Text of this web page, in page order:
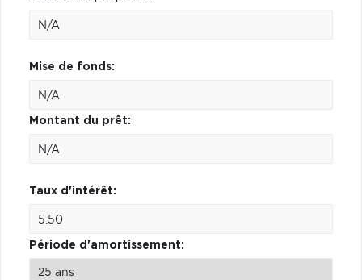
Mise de fonds:
Montant du prêt:
Taux d'intérêt:
Période d'amortissement: